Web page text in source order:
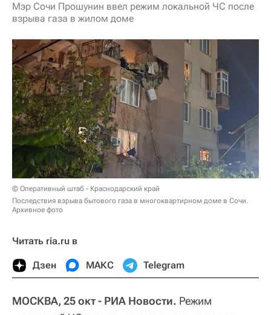
Мэр Сочи Прошунин ввел режим локальной ЧС после
взрыва газа в жилом доме
© Оперативный штаб - Краснодарский край
Последствия взрыва бытового газа в многоквартирном доме в Сочи.
Архивное фото
Читать ria.ru в
Дзен МАКС Telegram
МОСКВА, 25 окт - РИА Новости. Режим